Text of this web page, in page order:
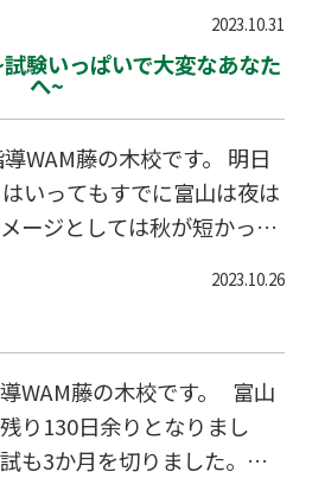
2023.10.31
験いっぱいで大変なあなた
へ~
WAM藤の木校です。 明日
いってもすでに富山は夜は
ージとしては秋が短かった
中学生は中教研テストや実
高校生は模試。と試験が多
が、試験を受けている側
もいつの結果がどの解答か
とが多々あり、試験をやみ
2023.10.26
WAM藤の木校です。 富山
り130日余りとなりまし
も3か月を切りました。受